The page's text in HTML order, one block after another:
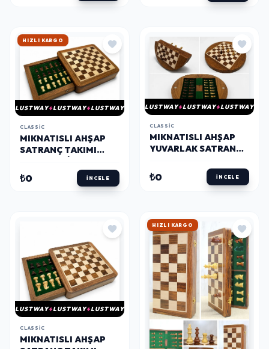
HIZLI KARGO
LUSTWAY LUSTWAY LUSTWAY
CLASSIC
MIKNATISLI AHŞAP
SATRANÇ TAKIMI
KUTULU G230
₺0 İNCELE
LUSTWAY LUSTWAY LUSTWAY
CLASSIC
MIKNATISLI AHŞAP
YUVARLAK SATRANÇ
₺0 İNCELE
LUSTWAY LUSTWAY LUSTWAY
CLASSIC
MIKNATISLI AHŞAP
HIZLI KARGO